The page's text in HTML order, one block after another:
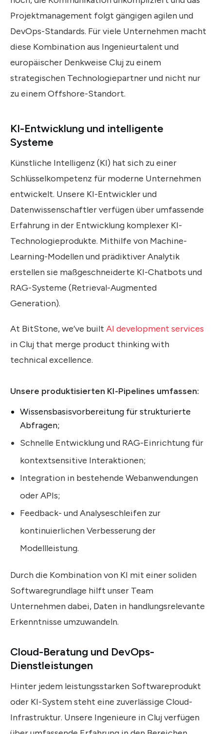
Projektmanagement folgt gängigen agilen und
DevOps-Standards. Für viele Unternehmen macht
diese Kombination aus Ingenieurtalent und
europäischer Denkweise Cluj zu einem
strategischen Technologiepartner und nicht nur
zu einem Offshore-Standort.
KI-Entwicklung und intelligente
Systeme
Künstliche Intelligenz (KI) hat sich zu einer
Schlüsselkompetenz für moderne Unternehmen
entwickelt. Unsere KI-Entwickler und
Datenwissenschaftler verfügen über umfassende
Erfahrung in der Entwicklung komplexer KI-
Technologieprodukte. Mithilfe von Machine-
Learning-Modellen und prädiktiver Analytik
erstellen sie maßgeschneiderte KI-Chatbots und
RAG-Systeme (Retrieval-Augmented
Generation).
At BitStone, we’ve built AI development services
in Cluj that merge product thinking with
technical excellence.
Unsere produktisierten KI-Pipelines umfassen:
Wissensbasisvorbereitung für strukturierte
Abfragen;
Schnelle Entwicklung und RAG-Einrichtung für
kontextsensitive Interaktionen;
Integration in bestehende Webanwendungen
oder APIs;
Feedback- und Analyseschleifen zur
kontinuierlichen Verbesserung der
Modellleistung.
Durch die Kombination von KI mit einer soliden
Softwaregrundlage hilft unser Team
Unternehmen dabei, Daten in handlungsrelevante
Erkenntnisse umzuwandeln.
Cloud-Beratung und DevOps-
Dienstleistungen
Hinter jedem leistungsstarken Softwareprodukt
oder KI-System steht eine zuverlässige Cloud-
Infrastruktur. Unsere Ingenieure in Cluj verfügen